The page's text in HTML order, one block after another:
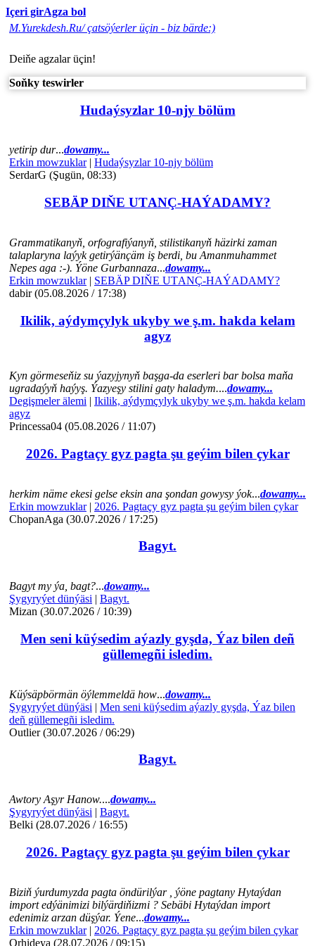
Içeri girAgza bol
M.Yurekdesh.Ru/ çatsöýerler üçin - biz bärde:)
Deiňe agzalar üçin!
Soňky teswirler
Hudaýsyzlar 10-njy bölüm
yetirip dur...dowamy...
Erkin mowzuklar| Hudaýsyzlar 10-njy bölüm
SerdarG (Şugün, 08:33)
SEBÄP DIŇE UTАNÇ-HАÝADАMY?
Grammatikanyň, orfografiýanyň, stilistikanyň häzirki zaman
talaplaryna laýyk getirýänçäm iş berdi, bu Amanmuhammet
Nepes aga :-). Ýöne Gurbannaza...dowamy...
Erkin mowzuklar| SEBÄP DIŇE UTАNÇ-HАÝADАMY?
dabir (05.08.2026 / 17:38)
Ikilik, aýdymçylyk ukyby we ş.m. hakda kelam
agyz
Kyn görmeseňiz su ýazyjynyň başga-da eserleri bar bolsa maňa
ugradaýyň haýyş. Ýazyeşy stilini gaty haladym....dowamy...
Degişmeler älemi | Ikilik, aýdymçylyk ukyby we ş.m. hakda kelam
agyz
Princessa04 (05.08.2026 / 11:07)
2026. Pagtaçy gyz pagta şu geýim bilen çykar
herkim näme ekesi gelse eksin ana şondan gowysy ýok...dowamy...
Erkin mowzuklar| 2026. Pagtaçy gyz pagta şu geýim bilen çykar
ChopanAga (30.07.2026 / 17:25)
Bagyt.
Bagyt my ýa, bagt?...dowamy...
Şygyryýet dünýäsi | Bagyt.
Mizan (30.07.2026 / 10:39)
Men seni küýsedim aýazly gyşda, Ýaz bilen deñ
güllemegñi isledim.
Küýsäpbörmän öýlemmeldä how...dowamy...
Şygyryýet dünýäsi | Men seni küýsedim aýazly gyşda, Ýaz bilen
deñ güllemegñi isledim.
Outlier (30.07.2026 / 06:29)
Bagyt.
Awtory Aşyr Hanow....dowamy...
Şygyryýet dünýäsi | Bagyt.
Belki (28.07.2026 / 16:55)
2026. Pagtaçy gyz pagta şu geýim bilen çykar
Biziň ýurdumyzda pagta öndürilýar , ýöne pagtany Hytaýdan
import edýänimizi bilýärdiňizmi ? Sebäbi Hytaýdan import
edenimiz arzan düşýar. Ýene...dowamy...
Erkin mowzuklar| 2026. Pagtaçy gyz pagta şu geýim bilen çykar
Orhideya (28.07.2026 / 09:15)